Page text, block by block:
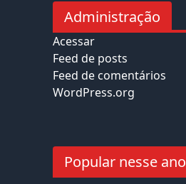
Administração
Acessar
Feed de posts
Feed de comentários
WordPress.org
Popular nesse ano